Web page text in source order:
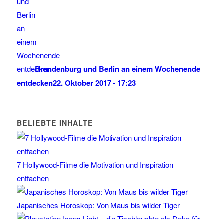
Brandenburg und Berlin an einem Wochenende
entdecken22. Oktober 2017 - 17:23
BELIEBTE INHALTE
7 Hollywood-Filme die Motivation und Inspiration
entfachen
Japanisches Horoskop: Von Maus bis wilder Tiger